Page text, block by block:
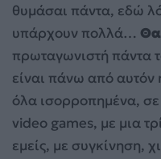
θυμάσαι πάντα, εδώ
υπάρχουν πολλά… Θα
πρωταγωνιστή πάντα
είναι πάνω από αυτόν
όλα ισορροπημένα, σε
video games, με μια
εμείς, με συγκίνηση,